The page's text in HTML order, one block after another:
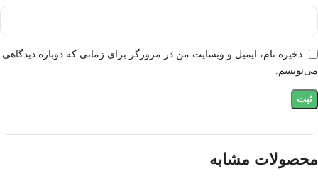
ذخیره نام، ایمیل و وبسایت من در مرورگر برای زمانی که دوباره دیدگاهی
می‌نویسم.
محصولات مشابه